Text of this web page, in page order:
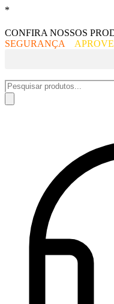
Ir
o
conteúdo
*
CONFIRA NOSSOS
SEGURANÇA
Pesquisar
produtos